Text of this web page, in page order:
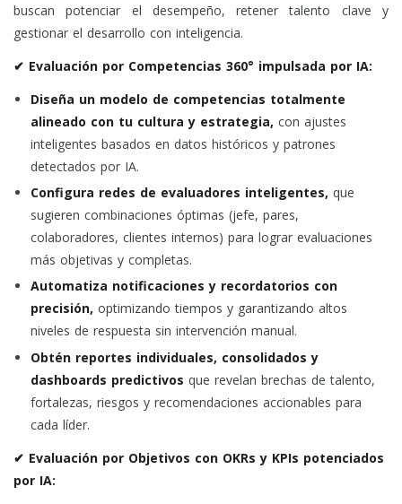
buscan potenciar el desempeño, retener talento clave y
gestionar el desarrollo con inteligencia.
✔ Evaluación por Competencias 360° impulsada por IA:
Diseña un modelo de competencias totalmente
alineado con tu cultura y estrategia, con ajustes
inteligentes basados en datos históricos y patrones
detectados por IA.
Configura redes de evaluadores inteligentes, que
sugieren combinaciones óptimas (jefe, pares,
colaboradores, clientes internos) para lograr evaluaciones
más objetivas y completas.
Automatiza notificaciones y recordatorios con
precisión,optimizando tiempos y garantizando altos
niveles de respuesta sin intervención manual.
Obtén reportes individuales, consolidados y
dashboards predictivosque revelan brechas de talento,
fortalezas, riesgos y recomendaciones accionables para
cada líder.
✔ Evaluación por Objetivos con OKRs y KPIs potenciados
por IA: